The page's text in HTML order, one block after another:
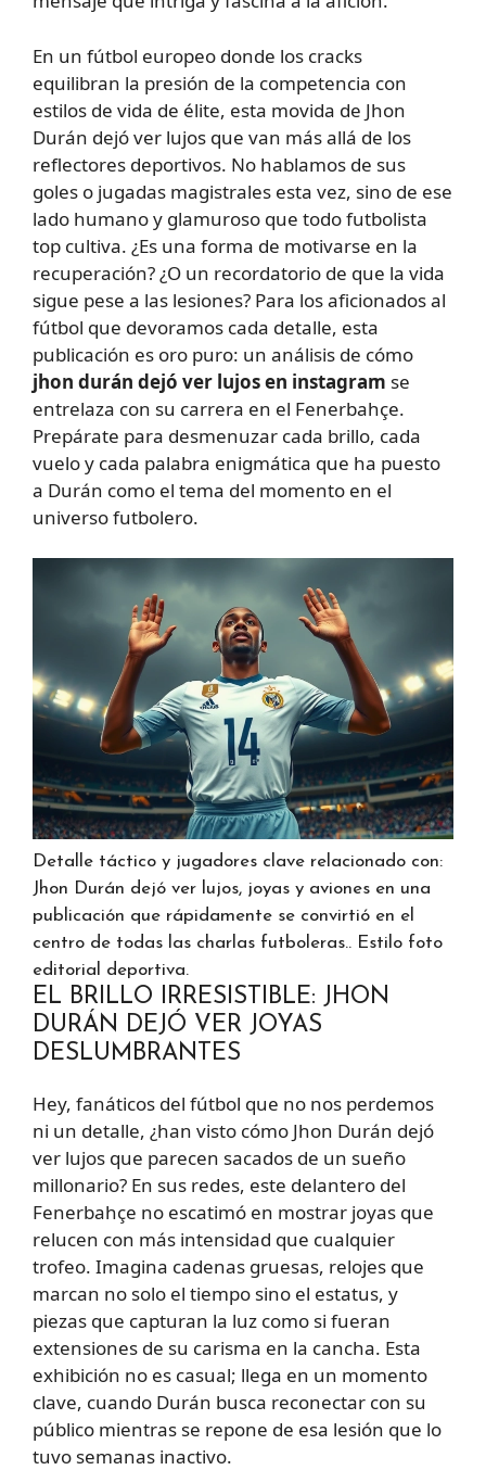
En un fútbol europeo donde los cracks
equilibran la presión de la competencia con
estilos de vida de élite, esta movida de Jhon
Durán dejó ver lujos que van más allá de los
reflectores deportivos. No hablamos de sus
goles o jugadas magistrales esta vez, sino de ese
lado humano y glamuroso que todo futbolista
top cultiva. ¿Es una forma de motivarse en la
recuperación? ¿O un recordatorio de que la vida
sigue pese a las lesiones? Para los aficionados al
fútbol que devoramos cada detalle, esta
publicación es oro puro: un análisis de cómo
jhon durán dejó ver lujos en instagram se
entrelaza con su carrera en el Fenerbahçe.
Prepárate para desmenuzar cada brillo, cada
vuelo y cada palabra enigmática que ha puesto
a Durán como el tema del momento en el
universo futbolero.
Detalle táctico y jugadores clave relacionado con:
Jhon Durán dejó ver lujos, joyas y aviones en una
publicación que rápidamente se convirtió en el
centro de todas las charlas futboleras.. Estilo foto
editorial deportiva.
EL BRILLO IRRESISTIBLE: JHON
DURÁN DEJÓ VER JOYAS
DESLUMBRANTES
Hey, fanáticos del fútbol que no nos perdemos
ni un detalle, ¿han visto cómo Jhon Durán dejó
ver lujos que parecen sacados de un sueño
millonario? En sus redes, este delantero del
Fenerbahçe no escatimó en mostrar joyas que
relucen con más intensidad que cualquier
trofeo. Imagina cadenas gruesas, relojes que
marcan no solo el tiempo sino el estatus, y
piezas que capturan la luz como si fueran
extensiones de su carisma en la cancha. Esta
exhibición no es casual; llega en un momento
clave, cuando Durán busca reconectar con su
público mientras se repone de esa lesión que lo
tuvo semanas inactivo.